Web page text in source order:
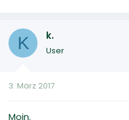
K k.
User
3. März 2017
Moin.